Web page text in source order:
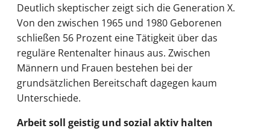
Deutlich skeptischer zeigt sich die Generation X.
Von den zwischen 1965 und 1980 Geborenen
schließen 56 Prozent eine Tätigkeit über das
reguläre Rentenalter hinaus aus. Zwischen
Männern und Frauen bestehen bei der
grundsätzlichen Bereitschaft dagegen kaum
Unterschiede.
Arbeit soll geistig und sozial aktiv halten